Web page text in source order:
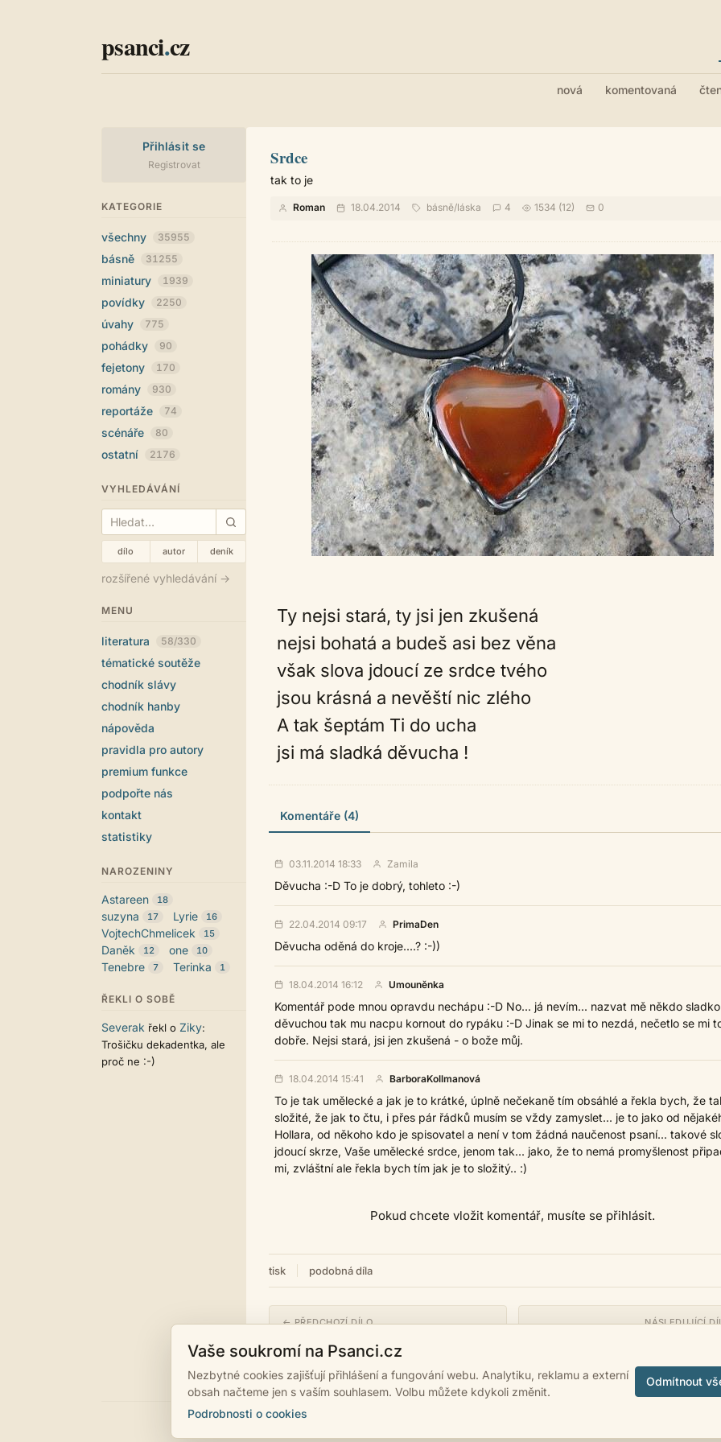
psanci.cz
nová komentovaná
Přihlásit se
Registrovat
KATEGORIE
všechny 35955
básně 31255
miniatury 1939
povídky 2250
úvahy 775
pohádky 90
fejetony 170
romány 930
reportáže 74
scénáře 80
ostatní 2176
VYHLEDÁVÁNÍ
dílo autor deník
rozšířené vyhledávání →
MENU
literatura 58/330
tématické soutěže
chodník slávy
chodník hanby
nápověda
pravidla pro autory
premium funkce
podpořte nás
kontakt
statistiky
NAROZENINY
Astareen 18
suzyna 17 Lyrie 16
VojtechChmelicek 15
Daněk 12 one 10
Tenebre 7 Terinka 1
ŘEKLI O SOBĚ
Severak řekl o Ziky:
Trošičku dekadentka, ale
proč ne :-)
Srdce
tak to je
Roman 18.04.2014 básně/láska 4 1534 (12) 0
Ty nejsi stará, ty jsi jen zkušená
nejsi bohatá a budeš asi bez věna
však slova jdoucí ze srdce tvého
jsou krásná a nevěští nic zlého
A tak šeptám Ti do ucha
jsi má sladká děvucha !
Komentáře (4)
03.11.2014 18:33 Zamila
Děvucha :-D To je dobrý, tohleto :-)
22.04.2014 09:17 PrimaDen
Děvucha oděná do kroje....? :-))
18.04.2014 16:12 Umouněnka
Komentář pode mnou opravdu nechápu :-D No... já nevím... nazvat mě někdo
děvuchou tak mu nacpu kornout do rypáku :-D Jinak se mi to nezdá, nečetlo se mi
dobře. Nejsi stará, jsi jen zkušená - o bože můj.
18.04.2014 15:41 BarboraKollmanová
To je tak umělecké a jak je to krátké, úplně nečekaně tím obsáhlé a řekla bych, že
složité, že jak to čtu, i přes pár řádků musím se vždy zamyslet... je to jako od
Hollara, od někoho kdo je spisovatel a není v tom žádná naučenost psaní... takové
jdoucí skrze, Vaše umělecké srdce, jenom tak... jako, že to nemá promyšlenost
mi, zvláštní ale řekla bych tím jak je to složitý.. :)
Pokud chcete vložit komentář, musíte se přihlásit.
tisk podobná díla
← PŘEDCHOZÍ DÍLO NÁSLEDUJÍCÍ
Vaše soukromí na Psanci.cz
Nezbytné cookies zajišťují přihlášení a fungování webu. Analytiku, reklamu a externí
obsah načteme jen s vaším souhlasem. Volbu můžete kdykoli změnit.
Podrobnosti o cookies
Odmítnout